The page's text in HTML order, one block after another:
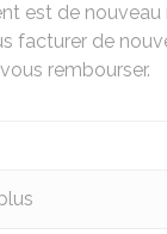
est de nouveau
facturer de
rembourser.